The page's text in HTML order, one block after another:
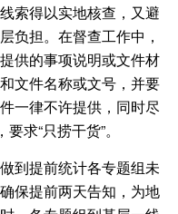
索得以实地核查，又避
负担。在督查工作中，
供的事项说明或文件材
文件名称或文号，并要
一律不许提供，同时尽
求“只捞干货”。
提前统计各专题组未
保提前两天告知，为地